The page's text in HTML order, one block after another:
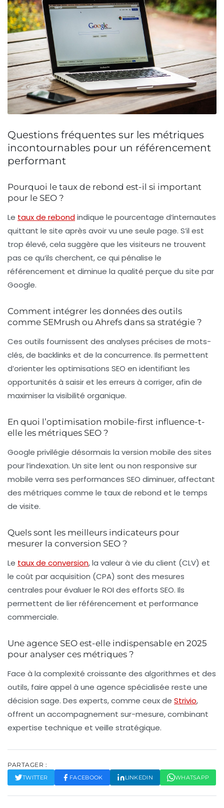
Questions fréquentes sur les métriques
incontournables pour un référencement
performant
Pourquoi le taux de rebond est-il si important
pour le SEO ?
Le taux de rebondindique le pourcentage d’internautes
quittant le site après avoir vu une seule page. S’il est
trop élevé, cela suggère que les visiteurs ne trouvent
pas ce qu’ils cherchent, ce qui pénalise le
référencement et diminue la qualité perçue du site par
Google.
Comment intégrer les données des outils
comme SEMrush ou Ahrefs dans sa stratégie ?
Ces outils fournissent des analyses précises de mots-
clés, de backlinks et de la concurrence. Ils permettent
d’orienter les optimisations SEO en identifiant les
opportunités à saisir et les erreurs à corriger, afin de
maximiser la visibilité organique.
En quoi l’optimisation mobile-first influence-t-
elle les métriques SEO ?
Google privilégie désormais la version mobile des sites
pour l’indexation. Un site lent ou non responsive sur
mobile verra ses performances SEO diminuer, affectant
des métriques comme le taux de rebond et le temps
de visite.
Quels sont les meilleurs indicateurs pour
mesurer la conversion SEO ?
Le taux de conversion, la valeur à vie du client (CLV) et
le coût par acquisition (CPA) sont des mesures
centrales pour évaluer le ROI des efforts SEO. Ils
permettent de lier référencement et performance
commerciale.
Une agence SEO est-elle indispensable en 2025
pour analyser ces métriques ?
Face à la complexité croissante des algorithmes et des
outils, faire appel à une agence spécialisée reste une
décision sage. Des experts, comme ceux de Strivio,
offrent un accompagnement sur-mesure, combinant
expertise technique et veille stratégique.
PARTAGER :
TWITTER FACEBOOK LINKEDIN WHATSAPP